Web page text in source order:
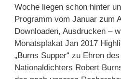
Woche liegen schon hinter
Programm vom Januar zum
Downloaden, Ausdrucken –
Monatsplakat Jan 2017
„Burns Supper“ zu Ehren
Nationaldichters Robert